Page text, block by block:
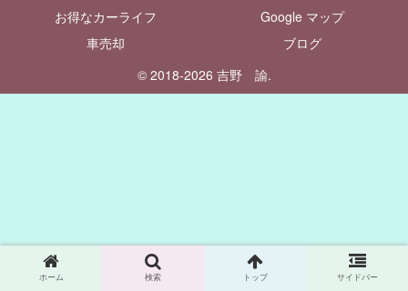
お得なカーライフ
Google マップ
車売却
ブログ
© 2018-2026 吉野 諭.
ホーム 検索 トップ サイドバー